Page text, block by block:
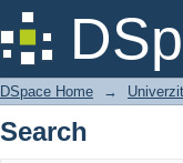
Search
DSpace Home →
Search